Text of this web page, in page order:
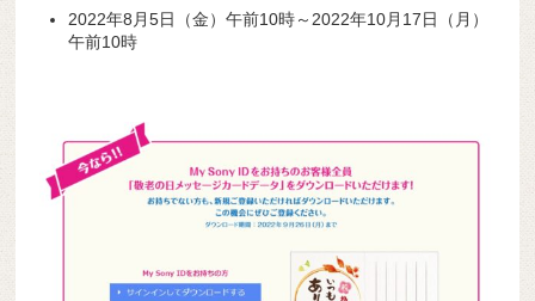
2022年8月5日（金）午前10時～2022年10月17日（月）
午前10時